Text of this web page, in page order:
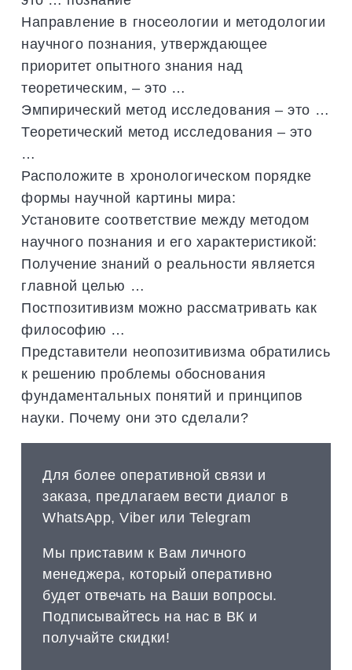
Направление в гносеологии и методологии
научного познания, утверждающее
приоритет опытного знания над
теоретическим, – это …
Эмпирический метод исследования – это …
Теоретический метод исследования – это
…
Расположите в хронологическом порядке
формы научной картины мира:
Установите соответствие между методом
научного познания и его характеристикой:
Получение знаний о реальности является
главной целью …
Постпозитивизм можно рассматривать как
философию …
Представители неопозитивизма обратились
к решению проблемы обоснования
фундаментальных понятий и принципов
науки. Почему они это сделали?
Для более оперативной связи и
заказа, предлагаем вести диалог в
WhatsApp, Viber или Telegram
Мы приставим к Вам личного
менеджера, который оперативно
будет отвечать на Ваши вопросы.
Подписывайтесь на нас в ВК и
получайте скидки!